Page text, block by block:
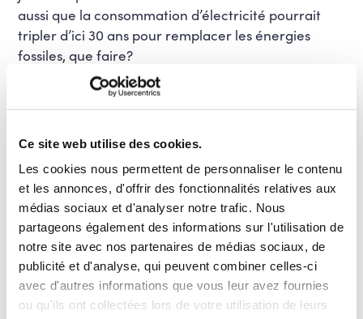
Ce site web utilise des cookies.
Les cookies nous permettent de personnaliser le contenu
et les annonces, d'offrir des fonctionnalités relatives aux
médias sociaux et d'analyser notre trafic. Nous
partageons également des informations sur l'utilisation de
notre site avec nos partenaires de médias sociaux, de
publicité et d'analyse, qui peuvent combiner celles-ci
avec d'autres informations que vous leur avez fournies
ou qu'ils ont collectées lors de votre utilisation de leurs
aussi que la consommation d’électricité pourrait
tripler d’ici 30 ans pour remplacer les énergies
fossiles, que faire?
Les centrales au gaz sont très couteuses
et ont surtout un lourd coût
environnemental de par leurs importants
rejets de CO². Le choix de poursuivre la
piste des centrales au gaz dans le
contexte du dérèglement climatique
actuel serait donc unsuicide
environnemental. La guerre en Ukraine
doit également nous obliger à réduire